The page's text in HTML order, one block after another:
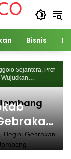
Bisnis
Sejahtera, Prof
Potensi Desa